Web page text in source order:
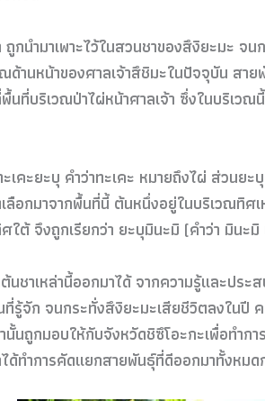
กนำมาเพาะไว้ในสวนชาของสึงิยะมะ จ
ด้านหน้าของศาลเจ้าสึชิมะในปัจจุบัน สา
ที่บริเวณป่าไผ่หน้าศาลเจ้า ซึ่งในบริเวณ
เคะยะบุ คำว่าทะเคะ หมายถึงไผ่ ส่วนยะ
อกมาจากพื้นที่นี้ ต้นหนึ่งอยู่ในบริเวณทิศ
ต้ จึงถูกเรียกว่า ยะบุมินะมิ (คำว่า มินะ
ชาเหล่านี้ออกมาได้ จากความรู้และปร
รู้จัก จนกระทั่งสึงิยะมะเสียชีวิตลงในปี
นถูกมอบให้กับจังหวัดชิซึโอะกะเพื่อทำก
ด้ทำการคัดแยกสายพันธุ์ที่ดีออกมาทั้งหม